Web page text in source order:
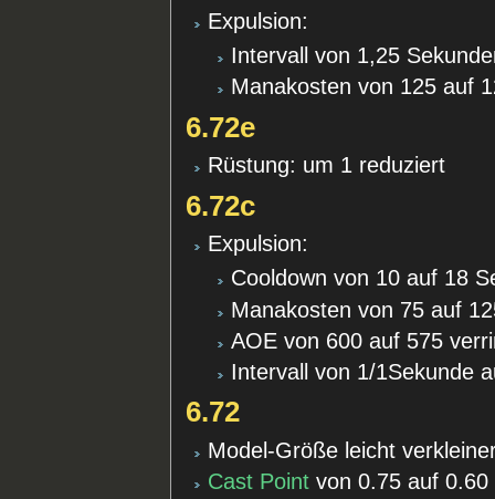
Expulsion:
Intervall von 1,25
Manakosten von 125 auf
6.72e
Rüstung: um 1 reduziert
6.72c
Expulsion:
Cooldown von 10 auf 18
Manakosten von 75 auf
AOE von 600 auf 575
Intervall von 1/1Sekunde
6.72
Model-Größe leicht
Cast Point von 0.75 auf 0.60